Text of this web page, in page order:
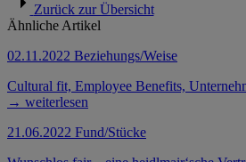
Zurück zur Übersicht
Ähnliche Artikel
02.11.2022 Beziehungs/Weise
Cultural fit, Employee Benefits,
→ weiterlesen
21.06.2022 Fund/Stücke